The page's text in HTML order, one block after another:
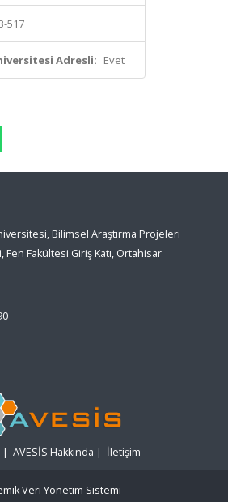
517
Adresli: Evet
Bilimsel Araştırma Projeleri
Fakültesi Giriş Katı, Ortahisar
| AVESİS Hakkında | İletişim
Veri Yönetim Sistemi